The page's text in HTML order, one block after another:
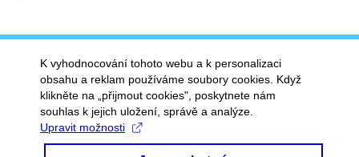
K vyhodnocování tohoto webu a k personalizaci
obsahu a reklam používáme soubory cookies. Když
klikněte na „přijmout cookies", poskytnete nám
souhlas k jejich uložení, správě a analýze.
Upravit možnosti